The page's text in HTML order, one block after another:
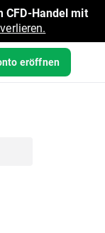
CFD-Handel mit
eröffnen